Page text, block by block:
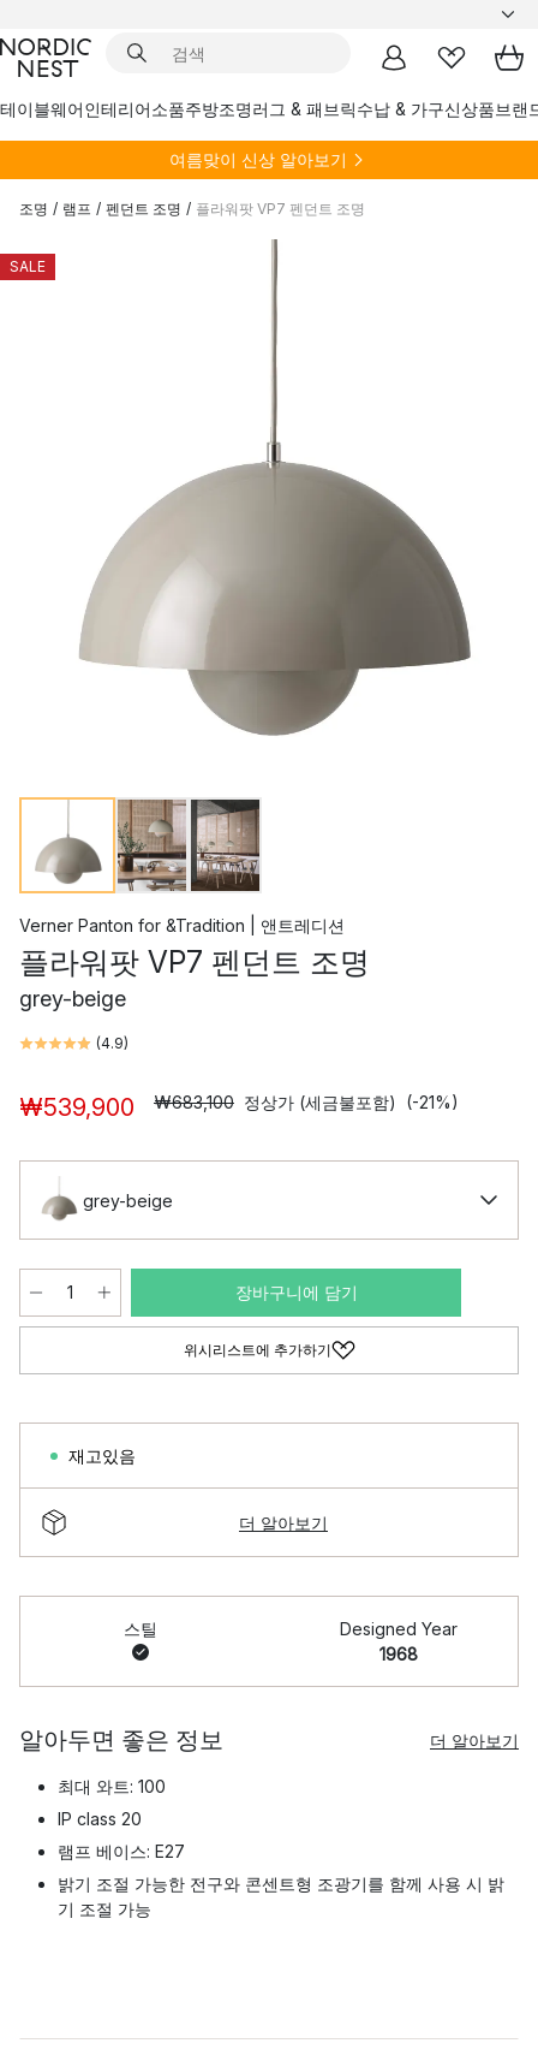
테이블웨어인테리어소품주방조명러그 & 패브릭수납 & 가구신상품브랜
여름맞이 신상 알아보기
조명 / 램프 / 펜던트 조명 / 플라워팟 VP7 펜던트 조명
SALE
Verner Panton for &Tradition | 앤트레디션
플라워팟 VP7 펜던트 조명
grey-beige
(4.9)
₩539,900 ₩683,100 정상가 (세금불포함) (-21%)
grey-beige
장바구니에 담기
위시리스트에 추가하기
재고있음
더 알아보기
스틸
Designed Year
1968
알아두면 좋은 정보 더 알아보기
최대 와트: 100
IP class 20
램프 베이스: E27
밝기 조절 가능한 전구와 콘센트형 조광기를 함께 사용 시 밝
기 조절 가능